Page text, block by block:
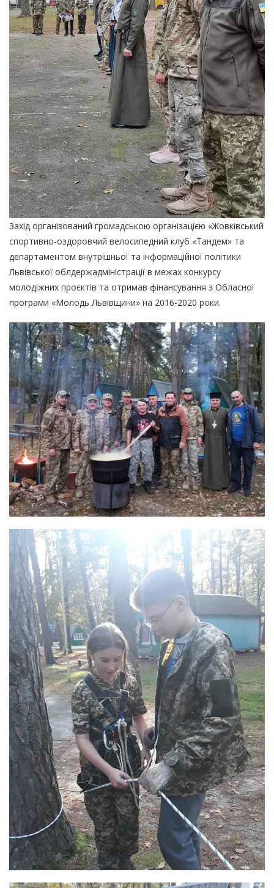
Захід організований громадською організацією «Жовківський
спортивно-оздоровчий велосипедний клуб «Тандем» та
департаментом внутрішньої та інформаційної політики
Львівської облдержадміністрації в межах конкурсу
молодіжних проєктів та отримав фінансування з Обласної
програми «Молодь Львівщини» на 2016-2020 роки.